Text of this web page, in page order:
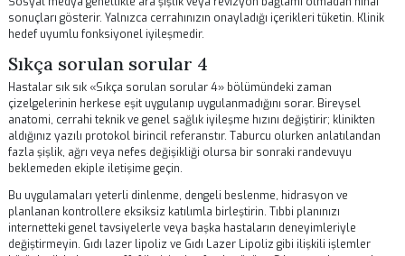
değiştirmeyin.Gıdı lazer lipolizveGıdı Lazer Lipolizgibi ilişkili
bütünleşik bakım ve şeffaf iletişimden fayda görür. «Sıkça sorulan
İlerlemeyi basit notlarla — ilaç tarihleri, ağrı, görsel değişiklikler —
kaydedin. Anlaşılmayan bir konuda tekrar sormaktan çekinmeyin.
Sıkça sorulan sorular 3
Hastalar sık sık «Sıkça sorulan sorular 3» bölümündeki zaman
çizelgelerinin herkese eşit uygulanıp uygulanmadığını sorar. Bireysel
anatomi, cerrahi teknik ve genel sağlık iyileşme hızını değiştirir;
aldığınız yazılı protokol birincil referanstır. Taburcu olurken
fazla şişlik, ağrı veya nefes değişikliği olursa bir sonraki randevuyu
beklemeden ekiple iletişime geçin.